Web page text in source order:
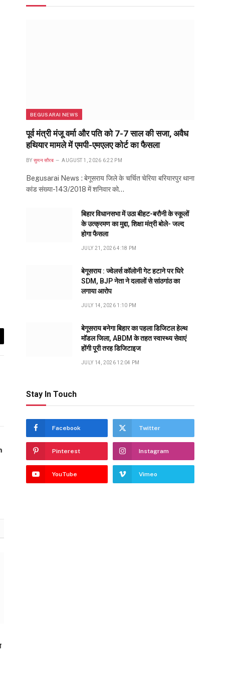
LinkedIn
BEGUSARAI NEWS
पूर्व मंत्री मंजू वर्मा और पति को 7-7 साल की सजा, अवैध
हथियार मामले में एमपी-एमएलए कोर्ट का फैसला
BY सुमन सौरब AUGUST 1, 2026 6:22 PM
Begusarai News : बेगूसराय जिले के चर्चित चेरिया बरियारपुर थाना
कांड संख्या-143/2018 में शनिवार को…
बिहार विधानसभा में उठा बीहट-बरौनी के स्कूलों
के उत्क्रमण का मुद्दा, शिक्षा मंत्री बोले- जल्द
होगा फैसला
JULY 21, 2026 4:18 PM
बेगूसराय : ज्वेलर्स कॉलोनी गेट हटाने पर घिरे
SDM, BJP नेता ने दलालों से सांठगांठ का
लगाया आरोप
JULY 14, 2026 1:10 PM
बेगूसराय बनेगा बिहार का पहला डिजिटल हेल्थ
मॉडल जिला, ABDM के तहत स्वास्थ्य सेवाएं
होंगी पूरी तरह डिजिटाइज
JULY 14, 2026 12:04 PM
Stay In Touch
Facebook Twitter
Pinterest Instagram
YouTube Vimeo